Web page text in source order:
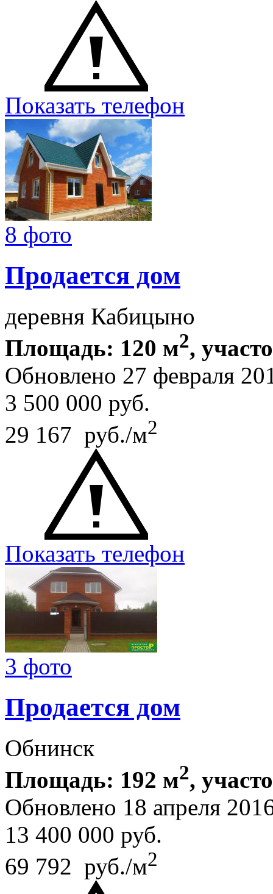
Показать телефон
8 фото
Продается дом
деревня Кабицыно
Площадь: 120 м2,
Обновлено 27 февраля
3 500 000 руб.
29 167 руб./м2
Показать телефон
3 фото
Продается дом
Обнинск
Площадь: 192 м2,
Обновлено 18 апреля
13 400 000 руб.
69 792 руб./м2